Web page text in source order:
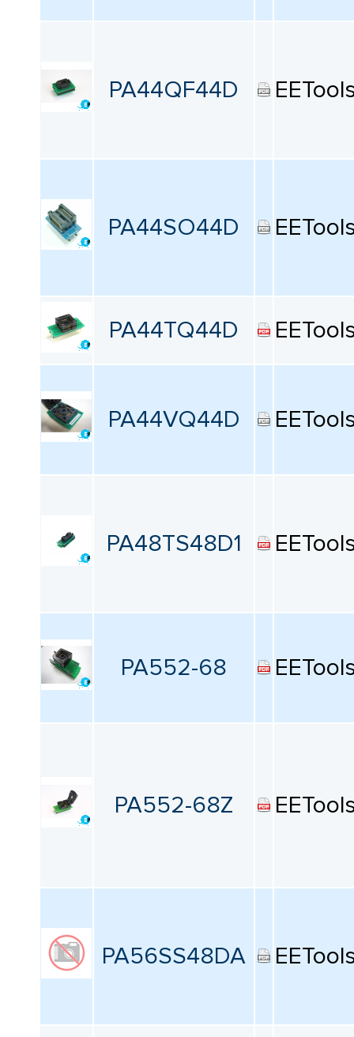
PA44QF44D
PA44SO44D
PA44TQ44D
PA44VQ44D
PA48TS48D1
PA552-68
PA552-68Z
PA56SS48DA